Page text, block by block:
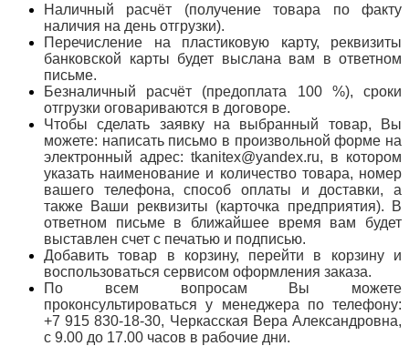
Наличный расчёт (получение товара по факту
наличия на день отгрузки).
Перечисление на пластиковую карту, реквизиты
банковской карты будет выслана вам в ответном
письме.
Безналичный расчёт (предоплата 100 %), сроки
отгрузки оговариваются в договоре.
Чтобы сделать заявку на выбранный товар, Вы
можете: написать письмо в произвольной форме на
электронный адрес: tkanitex@yandex.ru, в котором
указать наименование и количество товара, номер
вашего телефона, способ оплаты и доставки, а
также Ваши реквизиты (карточка предприятия). В
ответном письме в ближайшее время вам будет
выставлен счет с печатью и подписью.
Добавить товар в корзину, перейти в корзину и
воспользоваться сервисом оформления заказа.
По всем вопросам Вы можете
проконсультироваться у менеджера по телефону:
+7 915 830-18-30, Черкасская Вера Александровна,
с 9.00 до 17.00 часов в рабочие дни.